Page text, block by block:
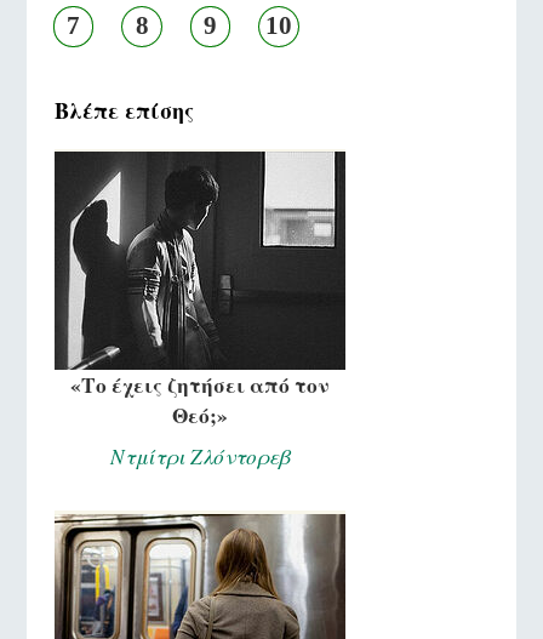
7 8 9 10
Βλέπε επίσης
«Το έχεις ζητήσει από τον
Θεό;»
Ντμίτρι Ζλόντορεβ